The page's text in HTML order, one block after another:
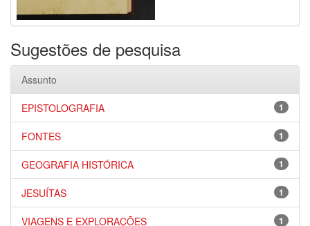
Sugestões de pesquisa
Assunto
1
EPISTOLOGRAFIA
1
FONTES
1
GEOGRAFIA HISTÓRICA
1
JESUÍTAS
1
VIAGENS E EXPLORAÇÕES